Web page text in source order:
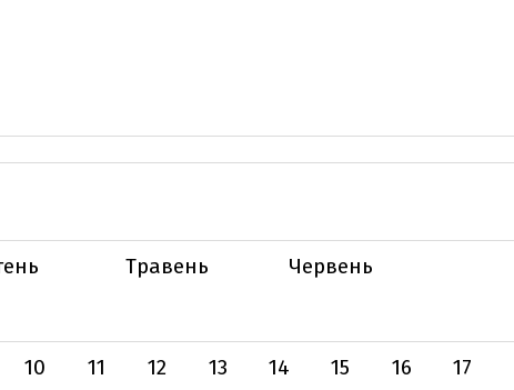
Травень
Червень
10 11 12 13 14 15 16
17